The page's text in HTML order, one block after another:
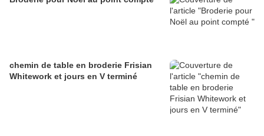
chemin de table en broderie Frisian
Whitework et jours en V terminé